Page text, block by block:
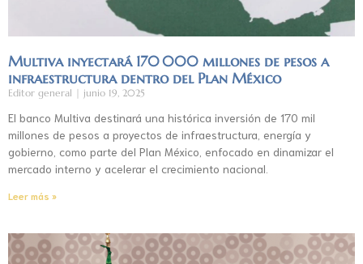
Multiva inyectará 170 000 millones de pesos a
infraestructura dentro del Plan México
Editor general junio 19, 2025
El banco Multiva destinará una histórica inversión de 170 mil
millones de pesos a proyectos de infraestructura, energía y
gobierno, como parte del Plan México, enfocado en dinamizar el
mercado interno y acelerar el crecimiento nacional.
Leer más »